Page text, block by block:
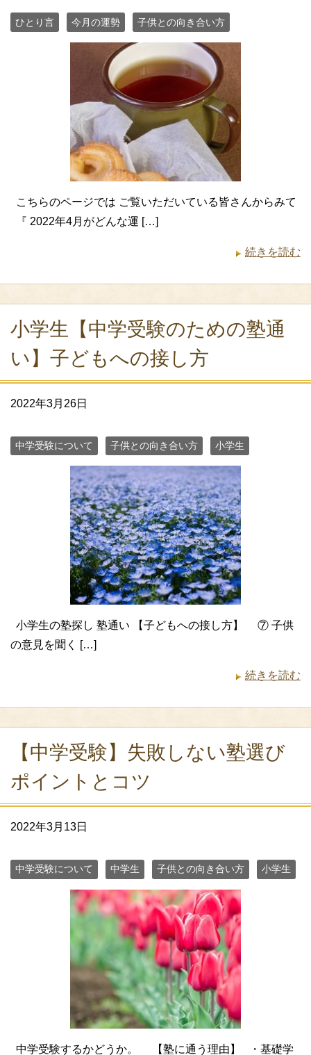
ひとり言 今月の運勢 子供との向き合い方
こちらのページでは ご覧いただいている皆さんからみて
『 2022年4月がどんな運 […]
続きを読む
小学生【中学受験のための塾通
い】子どもへの接し方
2022年3月26日
中学受験について 子供との向き合い方 小学生
小学生の塾探し 塾通い 【子どもへの接し方】 ⑦ 子供
の意見を聞く […]
続きを読む
【中学受験】失敗しない塾選び
ポイントとコツ
2022年3月13日
中学受験について 中学生 子供との向き合い方 小学生
中学受験するかどうか。 【塾に通う理由】 ・基礎学